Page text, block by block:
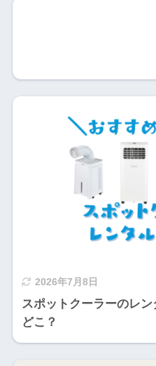
2026年7月8日
スポットクーラーのレ
どこ？